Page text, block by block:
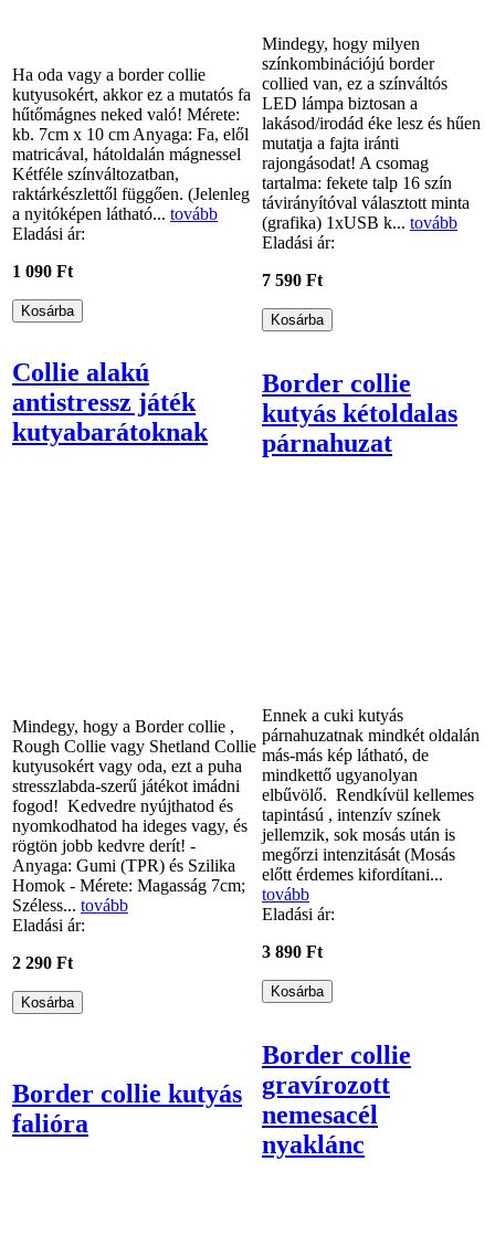
Ha oda vagy a border collie
kutyusokért, akkor ez a mutatós fa
hűtőmágnes neked való! Mérete:
kb. 7cm x 10 cm Anyaga: Fa, elől
matricával, hátoldalán mágnessel
Kétféle színváltozatban,
raktárkészlettől függően. (Jelenleg
a nyitóképen látható... tovább
Eladási ár:
1 090 Ft
Mindegy, hogy milyen
színkombinációjú border
collied van, ez a színváltós
LED lámpa biztosan a
lakásod/irodád éke lesz és hűen
mutatja a fajta iránti
rajongásodat! A csomag
tartalma: fekete talp 16 szín
távirányítóval választott minta
(grafika) 1xUSB k... tovább
Eladási ár:
7 590 Ft
Collie alakú
antistressz játék
kutyabarátoknak
Mindegy, hogy a Border collie ,
Rough Collie vagy Shetland Collie
kutyusokért vagy oda, ezt a puha
stresszlabda-szerű játékot imádni
fogod! Kedvedre nyújthatod és
nyomkodhatod ha ideges vagy, és
rögtön jobb kedvre derít! -
Anyaga: Gumi (TPR) és Szilika
Homok - Mérete: Magasság 7cm;
Széless... tovább
Eladási ár:
2 290 Ft
Border collie
kutyás kétoldalas
párnahuzat
Ennek a cuki kutyás
párnahuzatnak mindkét oldalán
más-más kép látható, de
mindkettő ugyanolyan
elbűvölő. Rendkívül kellemes
tapintású , intenzív színek
jellemzik, sok mosás után is
megőrzi intenzitását (Mosás
előtt érdemes kifordítani...
tovább
Eladási ár:
3 890 Ft
Border collie kutyás
falióra
Border collie
gravírozott
nemesacél
nyaklánc